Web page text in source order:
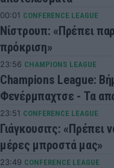
00:01 CONFERENCE LEAGUE
Νίστρουπ: «Πρέπει
πρόκριση»
23:56 CHAMPIONS LEAGUE
Champions League:
Φενέρμπαχτσε - Τα
23:51 CONFERENCE LEAGUE
Γιάγκουσιτς:
μέρες μπροστά μας»
23:49 CONFERENCE LEAGUE